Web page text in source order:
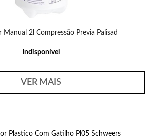
Manual 2l Compressão Previa Palisad
Indisponível
VER MAIS